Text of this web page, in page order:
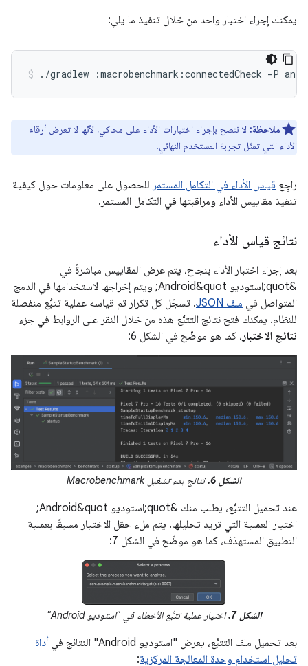
يمكنك إجراء اختبار واحد من خلال تنفيذ ما يلي:
./gradlew :macrobenchmark:connectedCheck -P
ملاحظة: لا ننصح بإجراء اختبارات الأداء على محاكي، لأنّها لا تعرض أرقام
الأداء التي تمثّل تجربة المستخدم النهائي.
راجِع قياس الأداء في التكامل المستمر للحصول على معلومات حول كيفية
تنفيذ مقاييس الأداء ومراقبتها في التكامل المستمر.
نتائج قياس الأداء
بعد إجراء اختبار الأداء بنجاح، يتم عرض المقاييس مباشرةً في
&quot;استوديو Android&quot; ويتم إخراجها لاستخدامها في الدمج
المتواصل في ملف JSON
. تسجّل كل تكرار تم قياسه عملية تتبُّع منفصلة
للنظام. يمكنك فتح نتائج التتبُّع هذه من خلال النقر على الروابط في جزء
نتائج الاختبار ، كما هو موضّح في الشكل 6:
الشكل 6. نتائج بدء تشغيل Macrobenchmark
عند تحميل التتبُّع، يطلب منك &quot;استوديو Android&quot;
اختيار العملية التي تريد تحليلها. يتم ملء حقل الاختيار مسبقًا بعملية
التطبيق المستهدَف، كما هو موضّح في الشكل 7:
الشكل 7. اختيار عملية تتبُّع الأخطاء في "استوديو Android"
بعد تحميل ملف التتبُّع، يعرض "استوديو Android" النتائج في
أداة
تحليل استخدام وحدة المعالجة المركزية: